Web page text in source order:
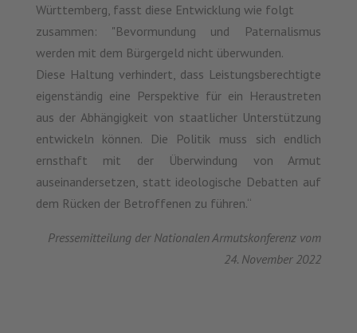
Württemberg, fasst diese Entwicklung wie folgt
zusammen: "Bevormundung und Paternalismus
werden mit dem Bürgergeld nicht überwunden.
Diese Haltung verhindert, dass Leistungsberechtigte
eigenständig eine Perspektive für ein Heraustreten
aus der Abhängigkeit von staatlicher Unterstützung
entwickeln können. Die Politik muss sich endlich
ernsthaft mit der Überwindung von Armut
auseinandersetzen, statt ideologische Debatten auf
dem Rücken der Betroffenen zu führen.“
Pressemitteilung der Nationalen Armutskonferenz vom
24. November 2022